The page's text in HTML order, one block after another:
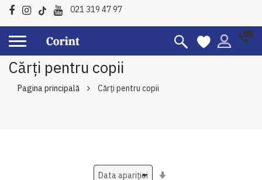
021 319 47 97
Cărți pentru copii
Pagina principală Cărți pentru copii